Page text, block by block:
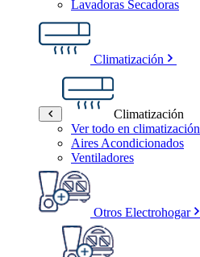
Lavadoras Secadoras
Climatización
Climatización
Ver todo en climatización
Aires Acondicionados
Ventiladores
Otros Electrohogar